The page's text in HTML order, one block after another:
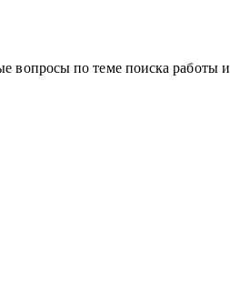
и выработать стратегию
"выгорание".
вопросы по теме поиска работы и